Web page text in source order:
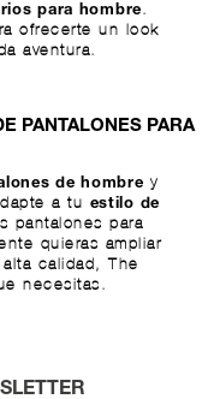
para hombre.
ofrecerte un look
aventura.
PANTALONES PARA
de hombre y
a tu
estilo de
pantalones para
quieras ampliar
calidad, The
necesitas.